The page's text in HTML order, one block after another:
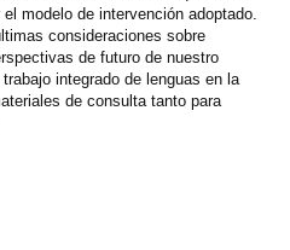
modelo de intervención adoptado.
consideraciones sobre
de futuro de nuestro
integrado de lenguas en la
de consulta tanto para